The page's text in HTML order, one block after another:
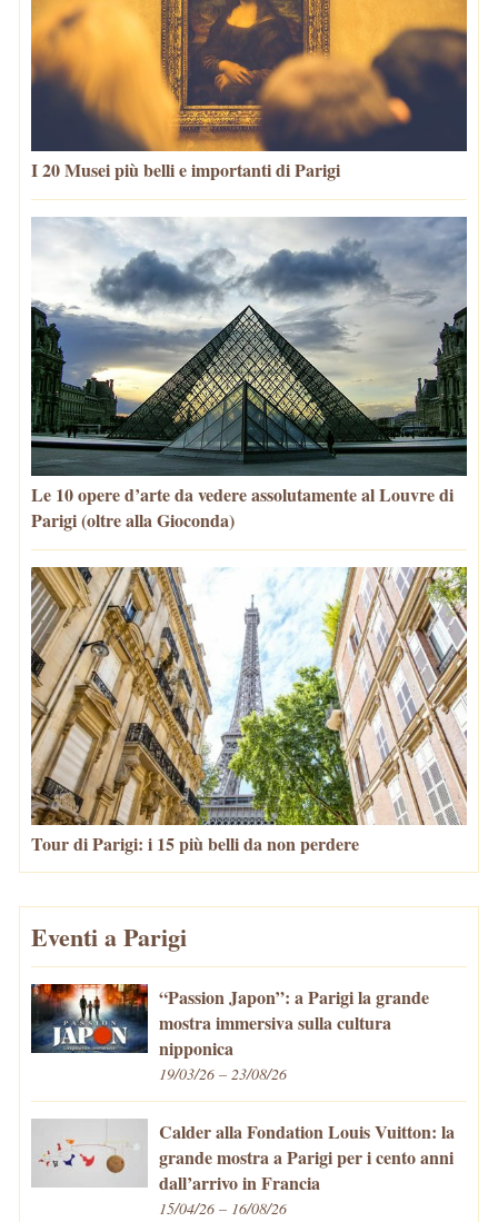
I 20 Musei più belli e importanti di Parigi
Le 10 opere d’arte da vedere assolutamente al Louvre di
Parigi (oltre alla Gioconda)
Tour di Parigi: i 15 più belli da non perdere
Eventi a Parigi
“Passion Japon”: a Parigi la grande
mostra immersiva sulla cultura
nipponica
19/03/26 – 23/08/26
Calder alla Fondation Louis Vuitton: la
grande mostra a Parigi per i cento anni
dall’arrivo in Francia
15/04/26 – 16/08/26